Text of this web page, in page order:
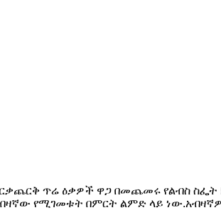
ጥሬ ዕቃዎች ዋጋ በመጨመሩ የልብስ
የሚገመቱት በምርት ልምድ ላይ